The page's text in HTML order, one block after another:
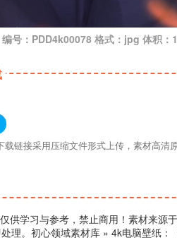
编号：PDD4k00078 格式：jpg 体积
链接采用压缩文件形式上传，素材高
供学习与参考，禁止商用！素材来
理。 初心领域素材库 » 4k电脑壁纸：